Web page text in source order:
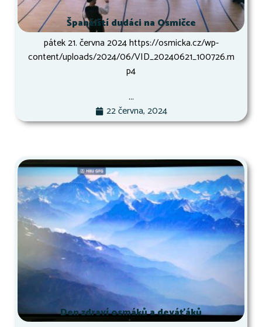
Španělští dudáci na Osmičce
pátek 21. června 2024 https://osmicka.cz/wp-
content/uploads/2024/06/VID_20240621_100726.m
p4
...
22 června, 2024
Den zdraví osmáků a deváťáků